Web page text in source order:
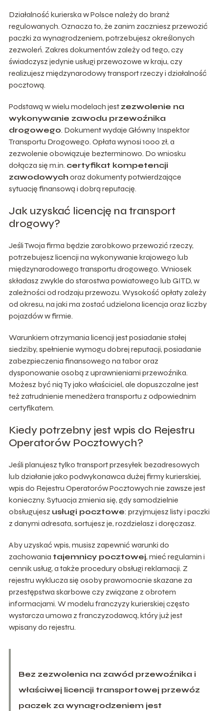
Działalność kurierska w Polsce należy do branż
regulowanych. Oznacza to, że zanim zaczniesz przewozić
paczki za wynagrodzeniem, potrzebujesz określonych
zezwoleń. Zakres dokumentów zależy od tego, czy
świadczysz jedynie usługi przewozowe w kraju, czy
realizujesz międzynarodowy transport rzeczy i działalność
pocztową.
Podstawą w wielu modelach jest zezwolenie na
wykonywanie zawodu przewoźnika
drogowego. Dokument wydaje Główny Inspektor
Transportu Drogowego. Opłata wynosi 1000 zł, a
zezwolenie obowiązuje bezterminowo. Do wniosku
dołącza się m.in. certyfikat kompetencji
zawodowych oraz dokumenty potwierdzające
sytuację finansową i dobrą reputację.
Jak uzyskać licencję na transport
drogowy?
Jeśli Twoja firma będzie zarobkowo przewozić rzeczy,
potrzebujesz licencji na wykonywanie krajowego lub
międzynarodowego transportu drogowego. Wniosek
składasz zwykle do starostwa powiatowego lub GITD, w
zależności od rodzaju przewozu. Wysokość opłaty zależy
od okresu, na jaki ma zostać udzielona licencja oraz liczby
pojazdów w firmie.
Warunkiem otrzymania licencji jest posiadanie stałej
siedziby, spełnienie wymogu dobrej reputacji, posiadanie
zabezpieczenia finansowego na tabor oraz
dysponowanie osobą z uprawnieniami przewoźnika.
Możesz być nią Ty jako właściciel, ale dopuszczalne jest
też zatrudnienie menedżera transportu z odpowiednim
certyfikatem.
Kiedy potrzebny jest wpis do Rejestru
Operatorów Pocztowych?
Jeśli planujesz tylko transport przesyłek bezadresowych
lub działanie jako podwykonawca dużej firmy kurierskiej,
wpis do Rejestru Operatorów Pocztowych nie zawsze jest
konieczny. Sytuacja zmienia się, gdy samodzielnie
obsługujesz usługi pocztowe: przyjmujesz listy i paczki
z danymi adresata, sortujesz je, rozdzielasz i doręczasz.
Aby uzyskać wpis, musisz zapewnić warunki do
zachowania tajemnicy pocztowej, mieć regulamin i
cennik usług, a także procedury obsługi reklamacji. Z
rejestru wyklucza się osoby prawomocnie skazane za
przestępstwa skarbowe czy związane z obrotem
informacjami. W modelu franczyzy kurierskiej często
wystarcza umowa z franczyzodawcą, który już jest
wpisany do rejestru.
Bez zezwolenia na zawód przewoźnika i
właściwej licencji transportowej przewóz
paczek za wynagrodzeniem jest